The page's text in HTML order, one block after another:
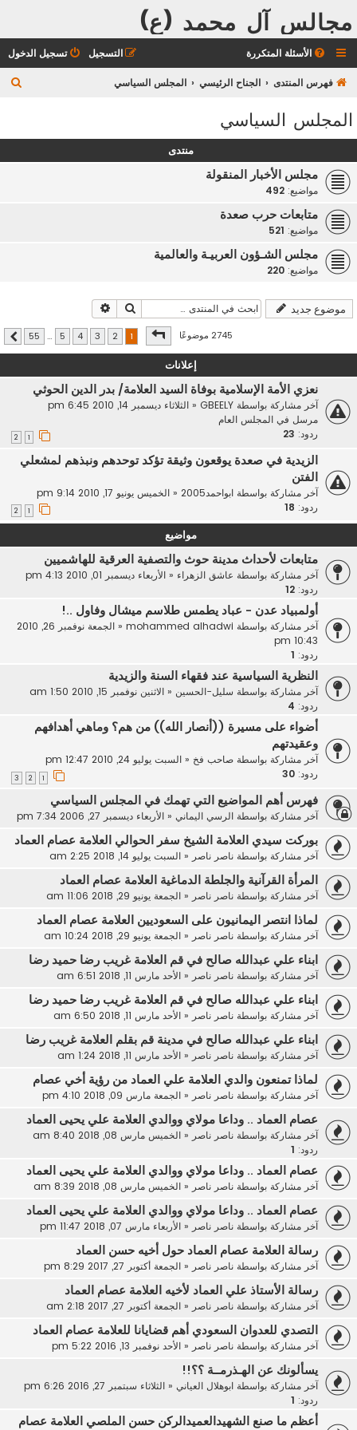
مجالس آل محمد (ع)
الأسئلة المتكررة تسجيل الدخول التسجيل
فهرس المنتدى الجناح الرئيسي المجلس السياسي
ب
المجلس السياسي
منتدى
مجلس الأخبار المنقولة
مواضيع: 492
متابعات حرب صعدة
مواضيع: 521
مجلس الشـؤون العربيـة والعالمية
مواضيع: 220
موضوع جديد بحث
2745 موضوعًا صفحة1 من55
2
3
4
5
…
55 التالي
إعلانات
نعزي الأمة الإسلامية بوفاة السيد العلامة/ بدر الدين الحوثي
آخر مشاركة بواسطة GBEELY
« الثلاثاء ديسمبر 14, 2010 6:45 pm
مرسل في المجلس العام
ردود: 23
الزيدية في صعدة يوقعون وثيقة تؤكد توحدهم ونبذهم لمشعلي
الفتن
آخر مشاركة بواسطة ابواحمد2005 « الخميس يونيو 17, 2010 9:14 pm
ردود: 18
مواضيع
متابعات لأحداث مدينة حوث والتصفية العرقية للهاشميين
آخر مشاركة بواسطة عاشق الزهراء« الأربعاء ديسمبر 01, 2010 4:13 pm
ردود: 12
أولمبياد عدن - عباد يطمس طلاسم ميشال وفاول ..!
آخر مشاركة بواسطة mohammed alhadwi
«
الجمعة نوفمبر 26, 2010
10:43 pm
ردود:
النظرية السياسية عند فقهاء السنة والزيدية
آخر مشاركة بواسطة سليل-الحسين« الاثنين نوفمبر 15, 2010 1:50 am
ردود: 4
أضواء على مسيرة ((أنصار الله)) من هم؟ وماهي أهدافهم
وعقيدتهم
آخر مشاركة بواسطة صاحب فخ« السبت يوليو 24, 2010 12:47 pm
ردود: 30
3
فهرس أهم المواضيع التي تهمك في المجلس السياسي
آخر مشاركة بواسطة الرسي اليماني « الأربعاء ديسمبر 27, 2006 7:34 pm
بوركت سيدي العلامة الشيخ سفر الحوالي العلامة عصام العماد
آخر مشاركة بواسطة ناصر ناصر« السبت يوليو 14, 2018 2:25 am
المرأة القرآنية والجلطة الدماغية العلامة عصام العماد
آخر مشاركة بواسطة ناصر ناصر« الجمعة يونيو 29, 2018 11:06 am
لماذا انتصر اليمانيون على السعوديين العلامة عصام العماد
آخر مشاركة بواسطة ناصر ناصر« الجمعة يونيو 29, 2018 10:24 am
ابناء علي عبدالله صالح في قم العلامة غريب رضا حميد رضا
آخر مشاركة بواسطة ناصر ناصر« الأحد مارس 11, 2018 6:51 am
ابناء علي عبدالله صالح في قم العلامة غريب رضا حميد رضا
آخر مشاركة بواسطة ناصر ناصر« الأحد مارس 11, 2018 6:50 am
ابناء علي عبدالله صالح في مدينة قم بقلم العلامة غريب رضا
آخر مشاركة بواسطة ناصر ناصر« الأحد مارس 11, 2018 1:24 am
لماذا تمنعون والدي العلامة علي العماد من رؤية أخي عصام
آخر مشاركة بواسطة ناصر ناصر« الجمعة مارس 09, 2018 4:10 pm
عصام العماد .. وداعا مولاي ووالدي العلامة علي يحيى العماد
آخر مشاركة بواسطة ناصر ناصر« الخميس مارس 08, 2018 8:40 am
ردود:
عصام العماد .. وداعا مولاي ووالدي العلامة علي يحيى العماد
آخر مشاركة بواسطة ناصر ناصر« الخميس مارس 08, 2018 8:39 am
عصام العماد .. وداعا مولاي ووالدي العلامة علي يحيى العماد
آخر مشاركة بواسطة ناصر ناصر« الأربعاء مارس 07, 2018 11:47 pm
رسالة العلامة عصام العماد حول أخيه حسن العماد
آخر مشاركة بواسطة ناصر ناصر« الجمعة أكتوبر 27, 2017 8:29 pm
رسالة الأستاذ علي العماد لأخيه العلامة عصام العماد
آخر مشاركة بواسطة ناصر ناصر« الجمعة أكتوبر 27, 2017 2:18 am
التصدي للعدوان السعودي أهم قضايانا للعلامة عصام العماد
آخر مشاركة بواسطة ناصر ناصر« الأحد نوفمبر 13, 2016 5:22 pm
يسألونك عن الهـذرمــة ؟؟!!
آخر مشاركة بواسطة ابوهلال العياني « الثلاثاء سبتمبر 27, 2016 6:26 pm
ردود:
أعظم ما صنع الشهيدالعميدالركن حسن الملصي العلامة عصام